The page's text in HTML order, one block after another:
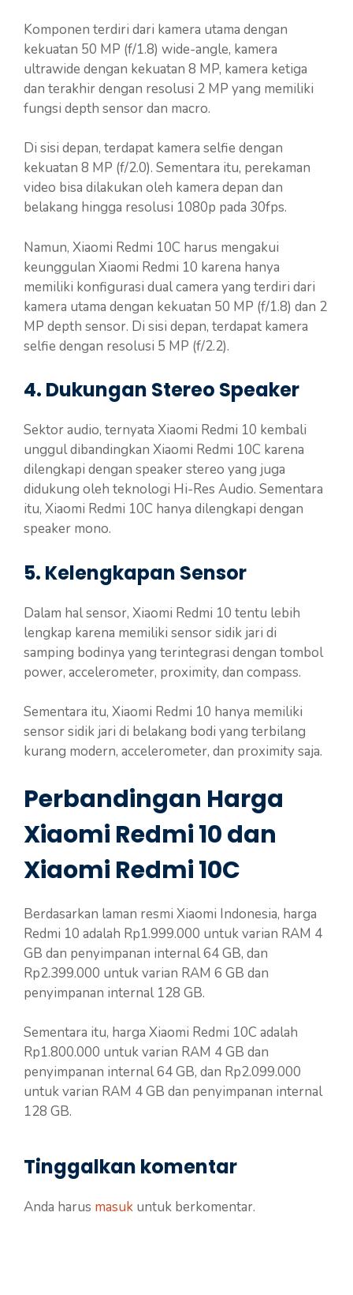
Komponen terdiri dari kamera utama dengan
kekuatan 50 MP (f/1.8) wide-angle, kamera
ultrawide dengan kekuatan 8 MP, kamera ketiga
dan terakhir dengan resolusi 2 MP yang memiliki
fungsi depth sensor dan macro.
Di sisi depan, terdapat kamera selfie dengan
kekuatan 8 MP (f/2.0). Sementara itu, perekaman
video bisa dilakukan oleh kamera depan dan
belakang hingga resolusi 1080p pada 30fps.
Namun, Xiaomi Redmi 10C harus mengakui
keunggulan Xiaomi Redmi 10 karena hanya
memiliki konfigurasi dual camera yang terdiri dari
kamera utama dengan kekuatan 50 MP (f/1.8) dan 2
MP depth sensor. Di sisi depan, terdapat kamera
selfie dengan resolusi 5 MP (f/2.2).
4. Dukungan Stereo Speaker
Sektor audio, ternyata Xiaomi Redmi 10 kembali
unggul dibandingkan Xiaomi Redmi 10C karena
dilengkapi dengan speaker stereo yang juga
didukung oleh teknologi Hi-Res Audio. Sementara
itu, Xiaomi Redmi 10C hanya dilengkapi dengan
speaker mono.
5. Kelengkapan Sensor
Dalam hal sensor, Xiaomi Redmi 10 tentu lebih
lengkap karena memiliki sensor sidik jari di
samping bodinya yang terintegrasi dengan tombol
power, accelerometer, proximity, dan compass.
Sementara itu, Xiaomi Redmi 10 hanya memiliki
sensor sidik jari di belakang bodi yang terbilang
kurang modern, accelerometer, dan proximity saja.
Perbandingan Harga
Xiaomi Redmi 10 dan
Xiaomi Redmi 10C
Berdasarkan laman resmi Xiaomi Indonesia, harga
Redmi 10 adalah Rp1.999.000 untuk varian RAM 4
GB dan penyimpanan internal 64 GB, dan
Rp2.399.000 untuk varian RAM 6 GB dan
penyimpanan internal 128 GB.
Sementara itu, harga Xiaomi Redmi 10C adalah
Rp1.800.000 untuk varian RAM 4 GB dan
penyimpanan internal 64 GB, dan Rp2.099.000
untuk varian RAM 4 GB dan penyimpanan internal
128 GB.
Tinggalkan komentar
Anda harus masuk untuk berkomentar.